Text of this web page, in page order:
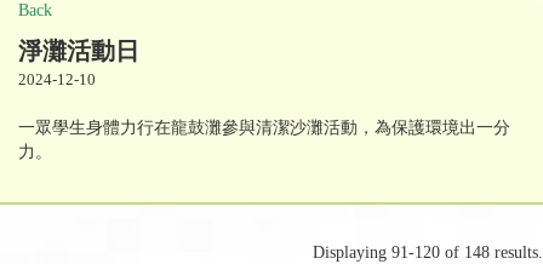
Back
淨灘活動日
2024-12-10
一眾學生身體力行在龍鼓灘參與清潔沙灘活動，為保護環境出一分
力。
Displaying 91-120 of 148 results.